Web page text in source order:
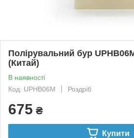
Полірувальний бур
(Китай)
В наявності
Код: UPHB06М
Роздріб
675 ₴
Купити